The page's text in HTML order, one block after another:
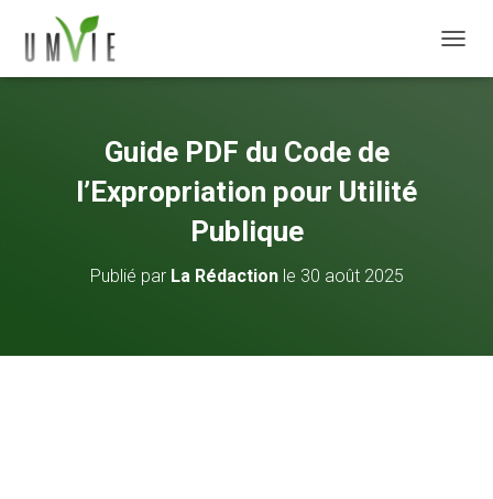
Guide PDF du Code de
l’Expropriation pour Utilité
Publique
Publié par La Rédactionle 30 août 2025